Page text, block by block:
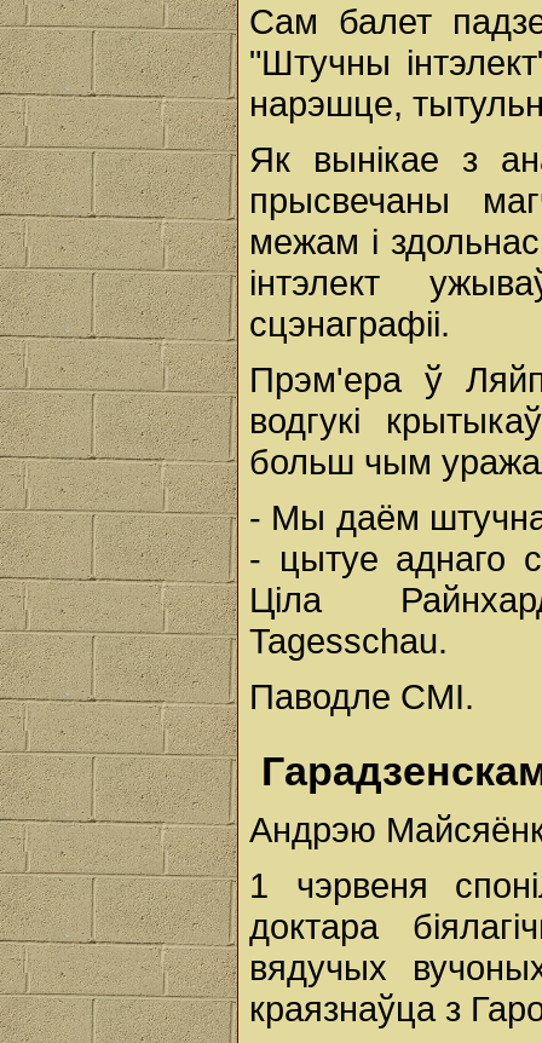
Сам балет
"Штучны
нарэшце,
Як вынікае з
прысвечаны
межам і
інтэлект
сцэнаграфіі.
Прэм'ера ў
водгукі
больш чым
- Мы даём
- цытуе аднаго
Ціла
Tagesschau.
Паводле СМІ.
Андрэю
1 чэрвеня
доктара
вядучых
краязнаўца з